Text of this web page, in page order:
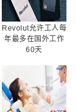
Revolut允许工人每
年最多在国外工作
60天